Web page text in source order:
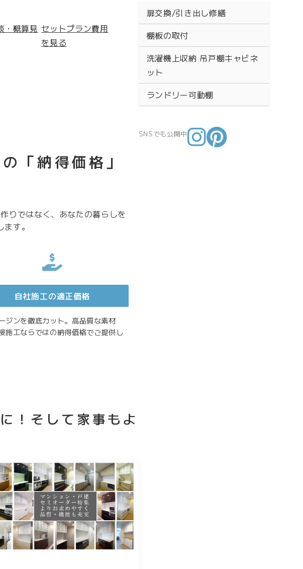
・概算見 セットプラン費用
を見る
「納得価格」
りではなく、あなたの暮らしを
す。
自社施工の適正価格
ジンを徹底カット。高品質な素材
施工ならではの納得価格でご提供し
！そして家事もよ
扉交換/引き出し修繕
棚板の取付
洗濯機上収納 吊戸棚キャビネ
ット
ランドリー可動棚